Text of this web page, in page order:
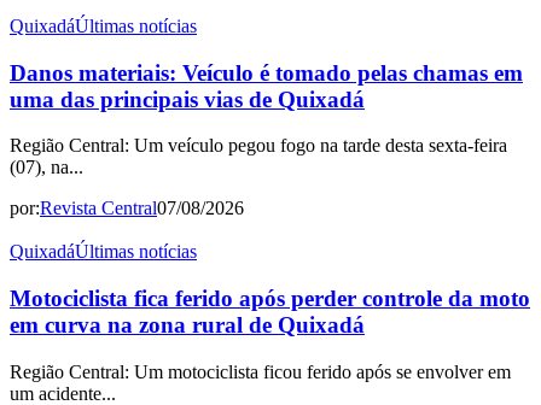
QuixadáÚltimas notícias
Danos materiais: Veículo é tomado pelas chamas em
uma das principais vias de Quixadá
Região Central: Um veículo pegou fogo na tarde desta sexta-feira
(07), na...
por:Revista Central07/08/2026
QuixadáÚltimas notícias
Motociclista fica ferido após perder controle da moto
em curva na zona rural de Quixadá
Região Central: Um motociclista ficou ferido após se envolver em
um acidente...